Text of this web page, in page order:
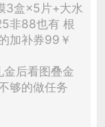
3盒×5片+大水
非88也有 根
加补券99￥
后看图叠金
够的做任务